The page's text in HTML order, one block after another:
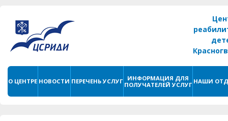
О ЦЕНТРЕ НОВОСТИ ПЕРЕЧЕНЬ УСЛУГ
ИНФОРМАЦИЯ ДЛЯ
ПОЛУЧАТЕЛЕЙ УСЛУГ НАШИ